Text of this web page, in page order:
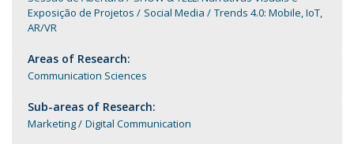
Exposição de Projetos
Social Media
Trends 4.0: Mobile, IoT,
AR/VR
Areas of Research:
Communication Sciences
Sub-areas of Research:
Marketing Digital Communication